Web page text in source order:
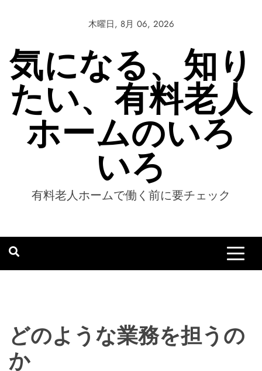
木曜日, 8月 06, 2026
気になる、知り
たい、有料老人
ホームのいろ
いろ
有料老人ホームで働く前に要チェック
どのような業務を担うの
か